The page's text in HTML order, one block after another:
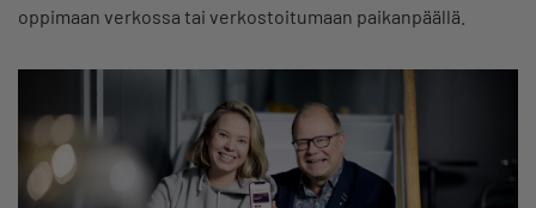
oppimaan verkossa tai verkostoitumaan paikanpäällä.